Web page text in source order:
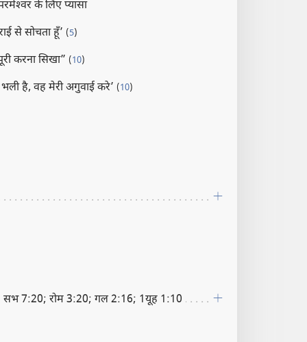
के लिए प्यासा
से सोचता हूँ’ (5)
करना सिखा” (10)
भली है, वह मेरी अगुवाई करे’ (10)
7:20; रोम 3:20; गल 2:16; 1यूह 1:10